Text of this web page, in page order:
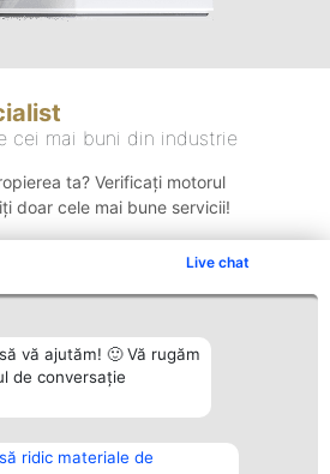
Live chat
vă ajutăm! 🙂 Vă rugăm
de conversație
ridic materiale de
cei mai buni din industrie
ta? Verificați motorul
doar cele mai bune servicii!
Plebiscyt Contact